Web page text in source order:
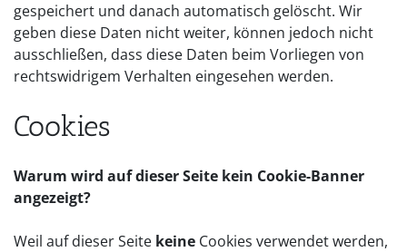
gespeichert und danach automatisch gelöscht. Wir
geben diese Daten nicht weiter, können jedoch nicht
ausschließen, dass diese Daten beim Vorliegen von
rechtswidrigem Verhalten eingesehen werden.
Cookies
Warum wird auf dieser Seite kein Cookie-Banner
angezeigt?
Weil auf dieser Seite keine Cookies verwendet werden,